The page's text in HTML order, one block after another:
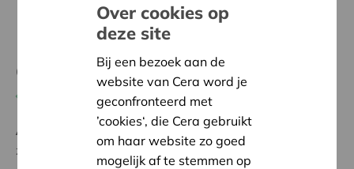
De CRDL: jong en oud zijn
goud
Terug naar overzicht
Ambitie:
Een solidaire, respectvolle samenleving
zonder drempels
Over cookies op
deze site
Bij een bezoek aan de
website van Cera word je
geconfronteerd met
’cookies‘, die Cera gebruikt
om haar website zo goed
mogelijk af te stemmen op